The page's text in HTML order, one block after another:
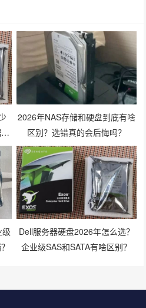
2026年NAS存储和硬盘到底有啥
区别？选错真的会后悔吗？
Dell服务器硬盘2026年怎么选？
企业级SAS和SATA有啥区别？